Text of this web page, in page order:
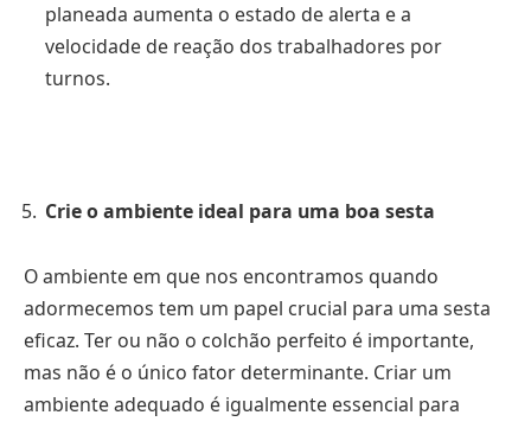
planeada aumenta o estado de alerta e a
velocidade de reação dos trabalhadores por
turnos.
Crie o ambiente ideal para uma boa sesta
O ambiente em que nos encontramos quando
adormecemos tem um papel crucial para uma sesta
eficaz. Ter ou não o colchão perfeito é importante,
mas não é o único fator determinante. Criar um
ambiente adequado é igualmente essencial para